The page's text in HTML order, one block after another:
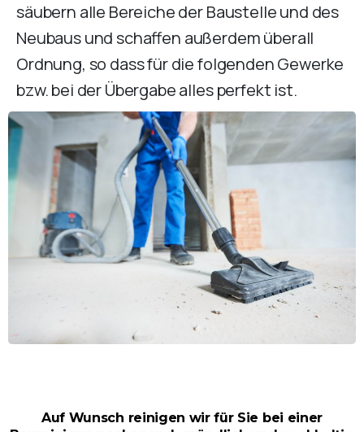
säubern alle Bereiche der Baustelle und des
Neubaus und schaffen außerdem überall
Ordnung, so dass für die folgenden Gewerke
bzw. bei der Übergabe alles perfekt ist.
Auf Wunsch reinigen wir für Sie bei einer